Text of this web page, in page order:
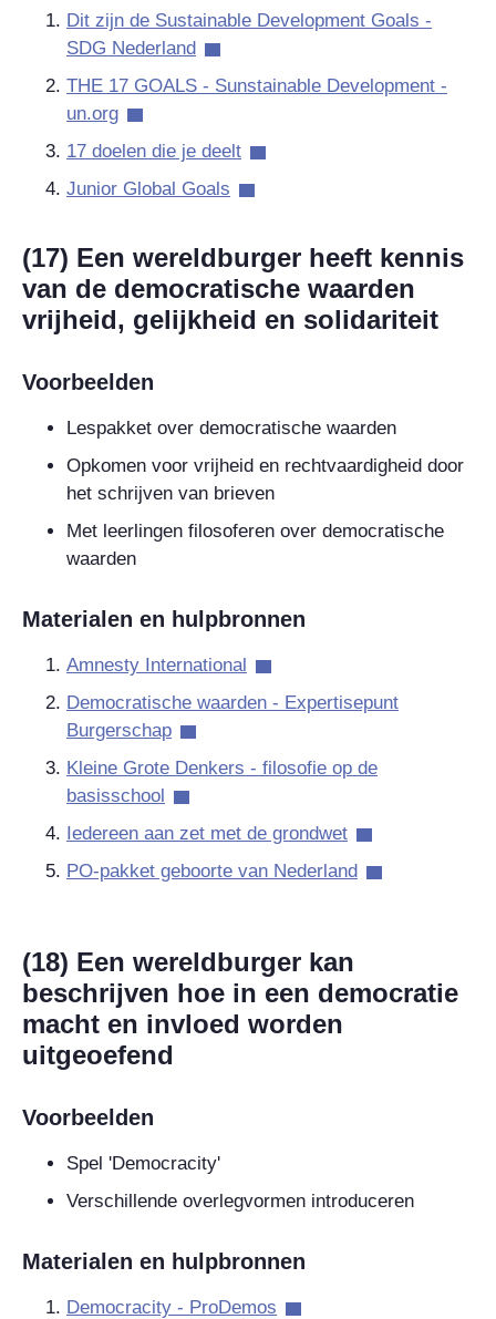
Dit zijn de Sustainable Development Goals -
SDG Nederland
THE 17 GOALS - Sunstainable Development -
un.org
17 doelen die je deelt
Junior Global Goals
(17) Een wereldburger heeft kennis
van de democratische waarden
vrijheid, gelijkheid en solidariteit
Voorbeelden
Lespakket over democratische waarden
Opkomen voor vrijheid en rechtvaardigheid door
het schrijven van brieven
Met leerlingen filosoferen over democratische
waarden
Materialen en hulpbronnen
Amnesty International
Democratische waarden - Expertisepunt
Burgerschap
Kleine Grote Denkers - filosofie op de
basisschool
Iedereen aan zet met de grondwet
PO-pakket geboorte van Nederland
(18) Een wereldburger kan
beschrijven hoe in een democratie
macht en invloed worden
uitgeoefend
Voorbeelden
Spel 'Democracity'
Verschillende overlegvormen introduceren
Materialen en hulpbronnen
Democracity - ProDemos